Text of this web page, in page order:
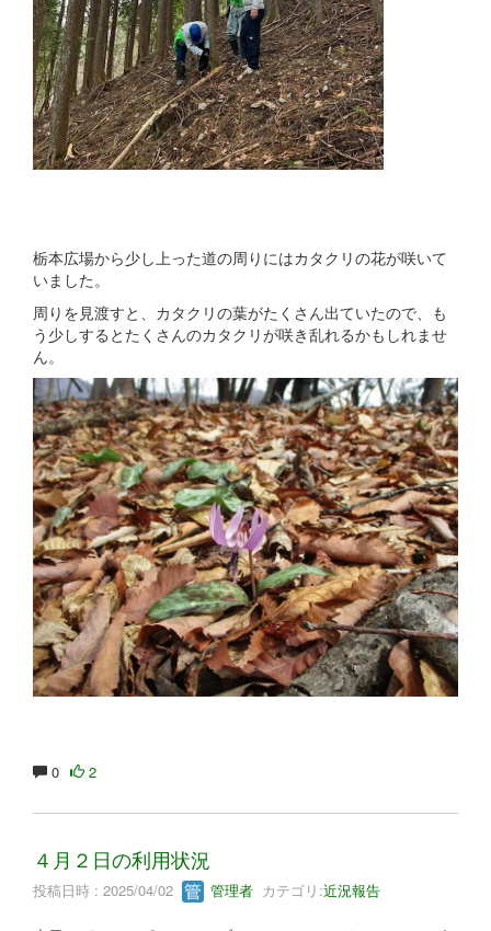
栃本広場から少し上った道の周りにはカタクリの花が咲いて
いました。
周りを見渡すと、カタクリの葉がたくさん出ていたので、も
う少しするとたくさんのカタクリが咲き乱れるかもしれませ
ん。
0 2
４月２日の利用状況
投稿日時 : 2025/04/02 管理者 カテゴリ:近況報告